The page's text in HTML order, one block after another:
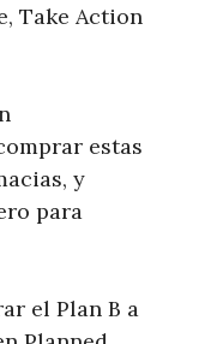
Take Action
estas
y
para
el Plan B a